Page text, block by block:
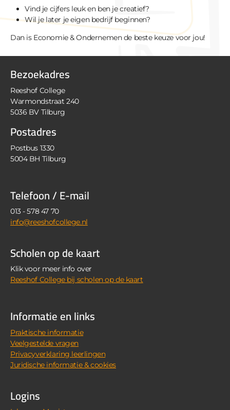
Vind je cijfers leuk en ben je creatief?
Wil je later je eigen bedrijf beginnen?
Dan is Economie & Ondernemen de beste keuze voor jou!
Bezoekadres
Reeshof College
Warmondstraat 240
5036 BV Tilburg
Postadres
Postbus 1330
5004 BH Tilburg
Telefoon / E-mail
013 - 578 47 70
info@reeshofcollege.nl
Scholen op de kaart
Klik voor meer info over
Reeshof College bij scholen op de kaart
Informatie en links
Praktische informatie
Veelgestelde vragen
Privacyverklaring leerlingen
Juridische informatie & cookies
Logins